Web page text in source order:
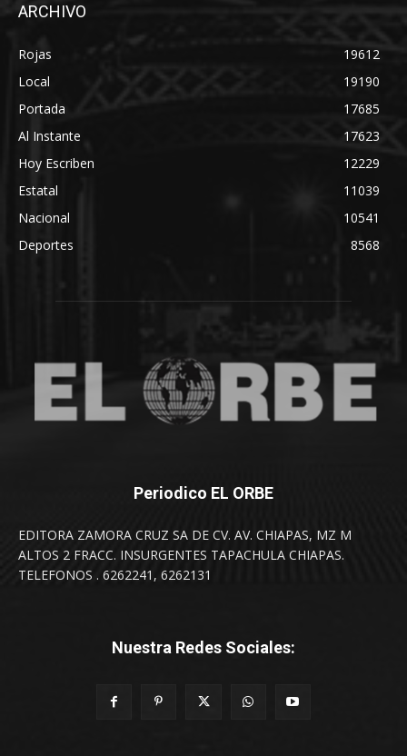
ARCHIVO
Rojas
19612
Local
19190
Portada
17685
Al Instante
17623
Hoy Escriben
12229
Estatal
11039
Nacional
10541
Deportes
8568
Periodico EL ORBE
EDITORA ZAMORA CRUZ SA DE CV. AV. CHIAPAS, MZ M
ALTOS 2 FRACC. INSURGENTES TAPACHULA CHIAPAS.
TELEFONOS . 6262241, 6262131
Nuestra Redes Sociales: